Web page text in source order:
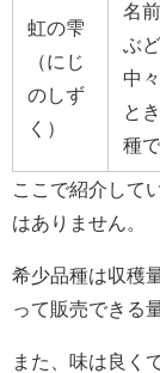
虹の雫
（にじ
のしず
く）
名
ぶ
中
と
種で
ここで紹介して
はありません。
希少品種は収穫
って販売できる
また、味は良く